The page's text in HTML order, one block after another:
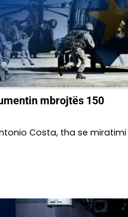
mbrojtës 150
Costa, tha se miratimi